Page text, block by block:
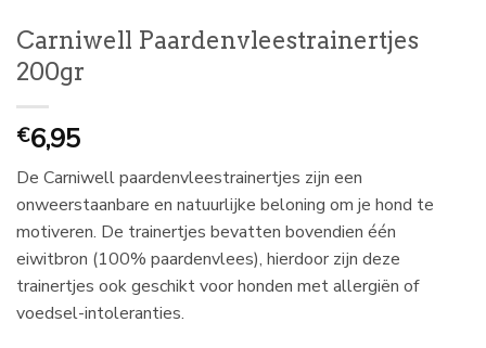
Carniwell Paardenvleestrainertjes
200gr
€6,95
De Carniwell paardenvleestrainertjes zijn een
onweerstaanbare en natuurlijke beloning om je hond te
motiveren. De trainertjes bevatten bovendien één
eiwitbron (100% paardenvlees), hierdoor zijn deze
trainertjes ook geschikt voor honden met allergiën of
voedsel-intoleranties.